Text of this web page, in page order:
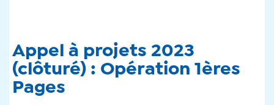
Appel à projets 2023
(clôturé) : Opération 1ères
Pages